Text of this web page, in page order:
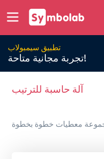
تطبيق سيمبولاب
تجربة مجانية متاحة!
آلة حاسبة للترتيب
معطيات خطوة بخطوة